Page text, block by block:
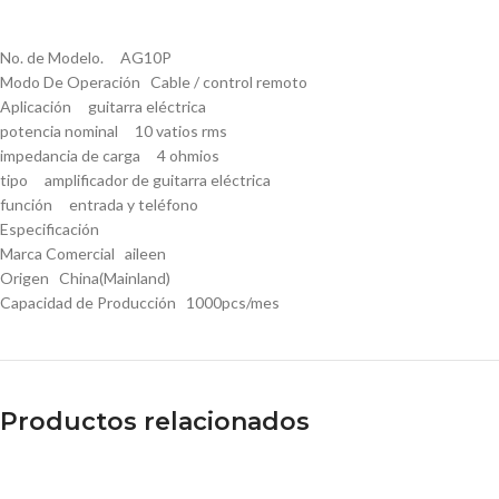
No. de Modelo. AG10P
Modo De Operación Cable / control remoto
Aplicación guitarra eléctrica
potencia nominal 10 vatios rms
impedancia de carga 4 ohmios
tipo amplificador de guitarra eléctrica
función entrada y teléfono
Especificación
Marca Comercial aileen
Origen China(Mainland)
Capacidad de Producción 1000pcs/mes
Productos relacionados